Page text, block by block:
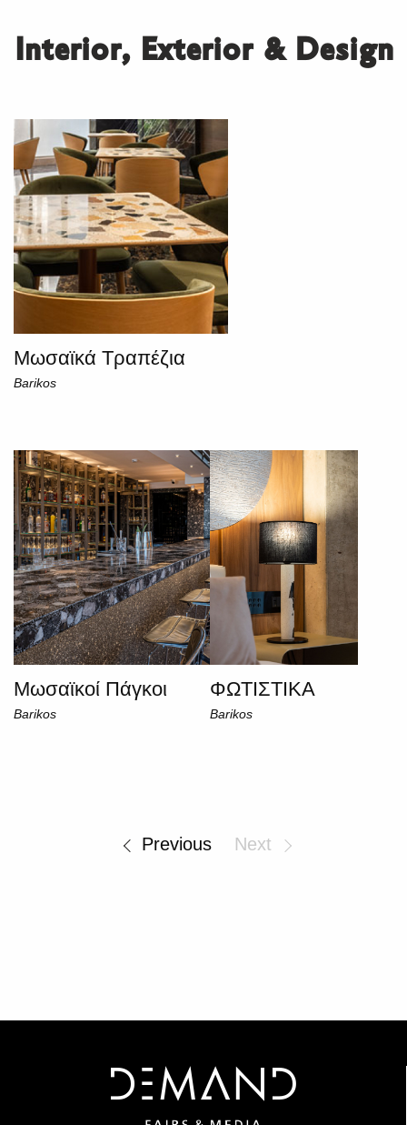
Interior, Exterior & Design
Μωσαϊκά Τραπέζια
Barikos
Μωσαϊκοί Πάγκοι
Barikos
ΦΩΤΙΣΤΙΚΑ
Barikos
Previous Next